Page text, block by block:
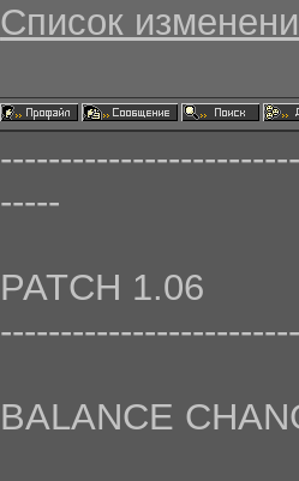
Список
-----
PATCH 1.06
BALANCE